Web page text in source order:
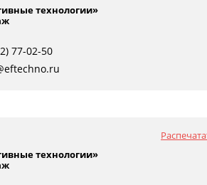
технологии»
77-02-50
технологии»